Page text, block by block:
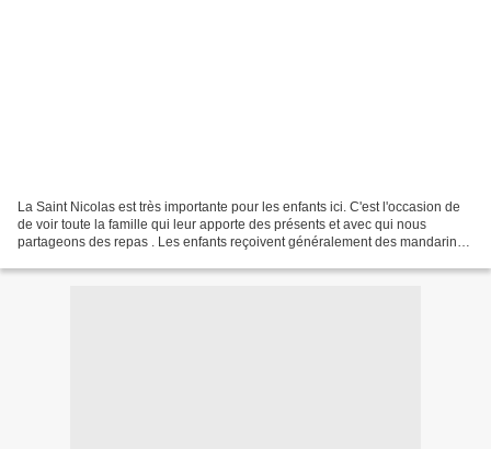
La Saint Nicolas est très importante pour les enfants ici. C'est l'occasion de
de voir toute la famille qui leur apporte des présents et avec qui nous
partageons des repas . Les enfants reçoivent généralement des mandarines